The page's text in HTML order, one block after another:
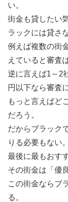
い。
街金も貸したい
ラックには貸さ
例えば複数の街
えていると審査
逆に言えば1～2
円以下なら審査
もっと言えばど
だろう。
だからブラック
りる必要もない。
最後に最もおす
その街金は「優
この街金ならブ
る。